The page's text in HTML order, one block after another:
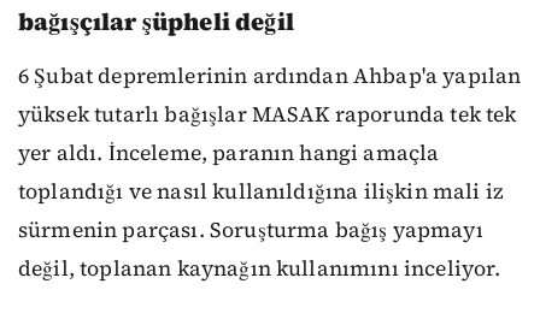
bağışçılar şüpheli değil
6 Şubat depremlerinin ardından Ahbap'a yapılan
yüksek tutarlı bağışlar MASAK raporunda tek tek
yer aldı. İnceleme, paranın hangi amaçla
toplandığı ve nasıl kullanıldığına ilişkin mali iz
sürmenin parçası. Soruşturma bağış yapmayı
değil, toplanan kaynağın kullanımını inceliyor.